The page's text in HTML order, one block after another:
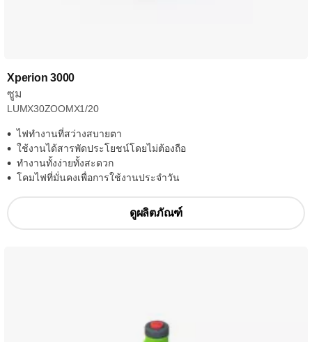
Xperion 3000
ซูม
LUMX30ZOOMX1/20
ไฟทำงานที่สว่างสบายตา
ใช้งานได้สารพัดประโยชน์โดยไม่ต้องถือ
ทำงานทั้งง่ายทั้งสะดวก
โคมไฟที่มั่นคงเพื่อการใช้งานประจำวัน
ดูผลิตภัณฑ์